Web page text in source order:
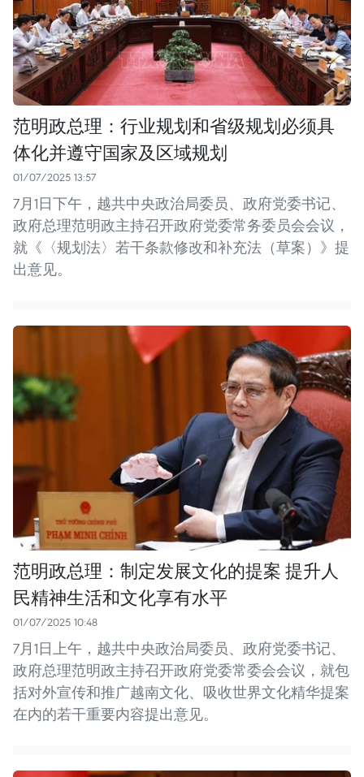
范明政总理：行业规划和省级规划必须具
体化并遵守国家及区域规划
01/07/2025 13:57
7月1日下午，越共中央政治局委员、政府党委书记、
政府总理范明政主持召开政府党委常务委员会会议，
就《〈规划法〉若干条款修改和补充法（草案）》提
出意见。
范明政总理：制定发展文化的提案 提升人
民精神生活和文化享有水平
01/07/2025 10:48
7月1日上午，越共中央政治局委员、政府党委书记、
政府总理范明政主持召开政府党委常委会会议，就包
括对外宣传和推广越南文化、吸收世界文化精华提案
在内的若干重要内容提出意见。